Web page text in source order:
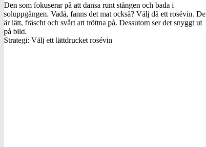
Den som fokuserar på att dansa runt stången och bada i
soluppgången. Vadå, fanns det mat också? Välj då ett rosévin.
är lätt, fräscht och svårt att tröttna på. Dessutom ser det snyggt ut
på bild.
Strategi: Välj ett lättdrucket rosévin